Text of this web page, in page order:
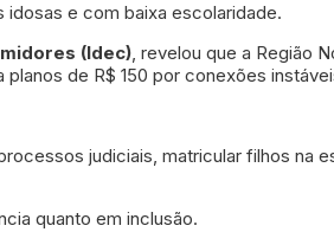
idosas e com baixa escolaridade.
(Idec), revelou que a Região
de R$ 150 por conexões
judiciais, matricular filhos na
quanto em inclusão.